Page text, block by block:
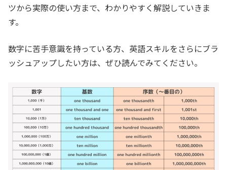
ツから実際の使い方まで、わかりやすく解説していきま
す。
数字に苦手意識を持っている方、英語スキルをさらにブラ
ッシュアップしたい方は、ぜひ読んでみてください。